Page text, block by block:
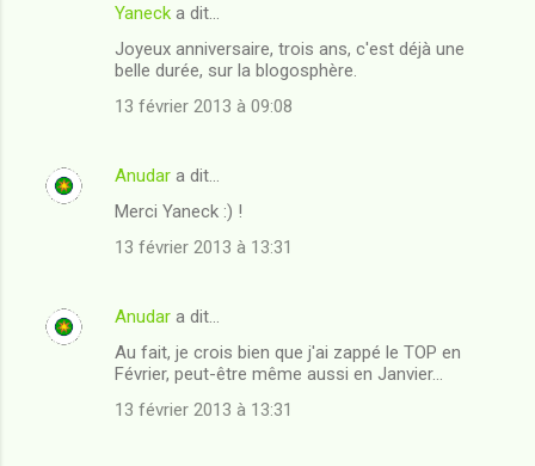
Yaneck a dit…
Joyeux anniversaire, trois ans, c'est déjà une
belle durée, sur la blogosphère.
13 février 2013 à 09:08
Anudar a dit…
Merci Yaneck :) !
13 février 2013 à 13:31
Anudar a dit…
Au fait, je crois bien que j'ai zappé le TOP en
Février, peut-être même aussi en Janvier...
13 février 2013 à 13:31